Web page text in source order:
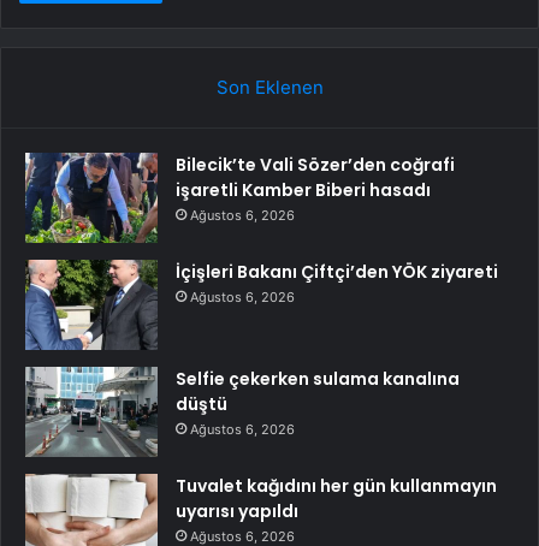
Son Eklenen
Bilecik’te Vali Sözer’den coğrafi
işaretli Kamber Biberi hasadı
Ağustos 6, 2026
İçişleri Bakanı Çiftçi’den YÖK ziyareti
Ağustos 6, 2026
Selfie çekerken sulama kanalına
düştü
Ağustos 6, 2026
Tuvalet kağıdını her gün kullanmayın
uyarısı yapıldı
Ağustos 6, 2026